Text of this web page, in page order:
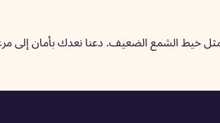
مثل خيط الشمع الضعيف. دعنا نعدك بأمان إلى